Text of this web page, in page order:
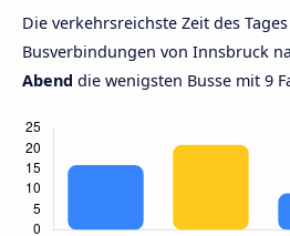
Die verkehrsreichste Zeit des
Busverbindungen von Innsbruck
Abend die wenigsten Busse mit 9